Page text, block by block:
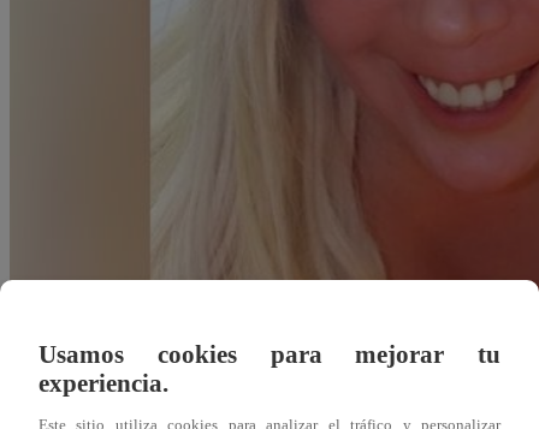
Usamos cookies para mejorar tu
experiencia.
Este sitio utiliza cookies para analizar el tráfico y personalizar